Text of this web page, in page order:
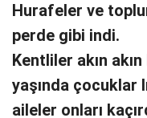
Hurafeler ve
perde gibi indi.
Kentliler akın
yaşında çocuklar
aileler onları